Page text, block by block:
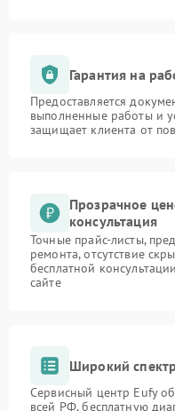
Гарантия на
Предоставляется
выполненные работы и
защищает клиента от
Прозрачное
консультация
Точные прайс-листы,
ремонта, отсутствие
бесплатной
сайте
Широкий
Сервисный центр Eufy
всей РФ, бесплатную